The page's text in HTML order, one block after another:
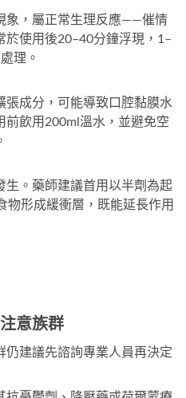
象，屬正常生理反應——催情
於使用後20–40分鐘浮現，1–
理。
張成分，可能導致口腔黏膜水
前飲用200ml溫水，並避免空
生。藥師建議首用以半劑為起
物形成緩衝層，既能延長作用
意族群
仍建議先諮詢專業人員再決定